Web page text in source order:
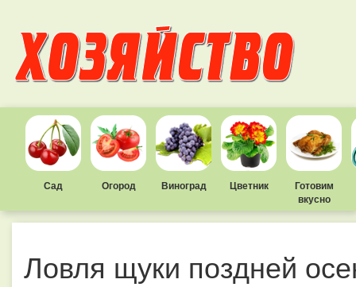
Сад Огород Виноград Цветник
Готовим
вкусно
Ловля щуки поздней